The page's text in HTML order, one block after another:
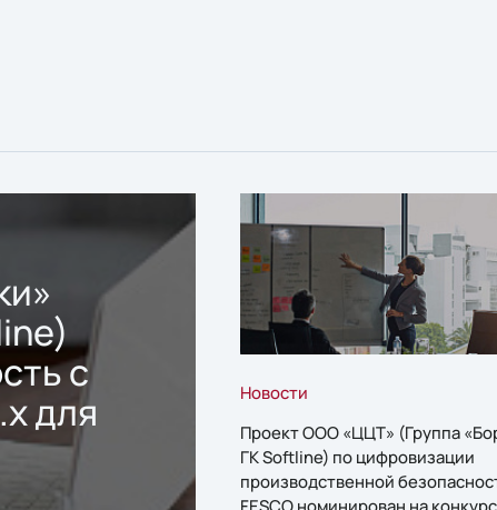
с
для
Новости
Проект ООО «ЦЦТ» (Группа
ГК Softline) по цифровизации
производственной